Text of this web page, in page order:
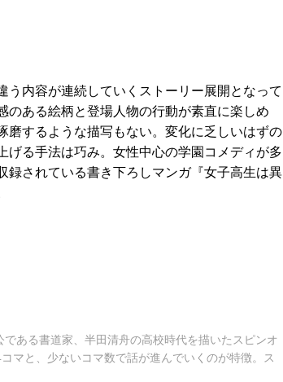
内容が連続していくストーリー展開となって
のある絵柄と登場人物の行動が素直に楽しめ
磨するような描写もない。変化に乏しいはずの
る手法は巧み。女性中心の学園コメディが多
録されている書き下ろしマンガ『女子高生は異
ある書道家、半田清舟の高校時代を描いたスピンオ
マと、少ないコマ数で話が進んでいくのが特徴。ス